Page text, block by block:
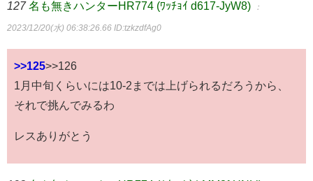
127 名も無きハンターHR774 (ﾜｯﾁｮｲ d617-JyW8) ：
2023/12/20(水) 06:38:26.66 ID:tzkzdfAg0
>>125>>126
1月中旬くらいには10-2までは上げられるだろうから、
それで挑んでみるわ
レスありがとう